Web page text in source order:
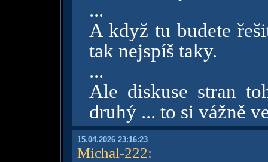
...
A když tu budete
tak nejspíš taky.
...
Ale diskuse stran
druhý ... to si vážně
15.04.2026 23:16:23
Michal-222: